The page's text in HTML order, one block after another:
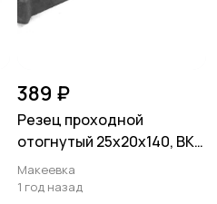
389 ₽
Резец проходной
отогнутый 25х20х140, ВК8,
2102-0029, ГОСТ 18877-73.
Макеевка
1 год назад